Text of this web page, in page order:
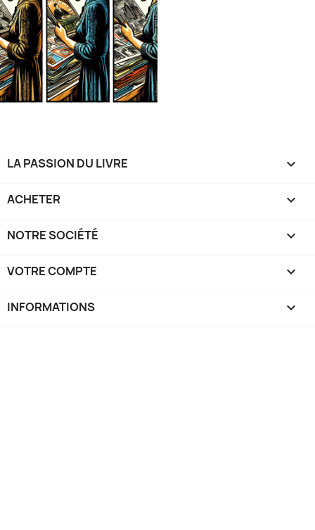
LA PASSION DU LIVRE 
ACHETER 
NOTRE SOCIÉTÉ 
VOTRE COMPTE 
INFORMATIONS keyboard_arrow_down